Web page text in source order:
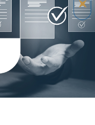
4698
80240-000
8666